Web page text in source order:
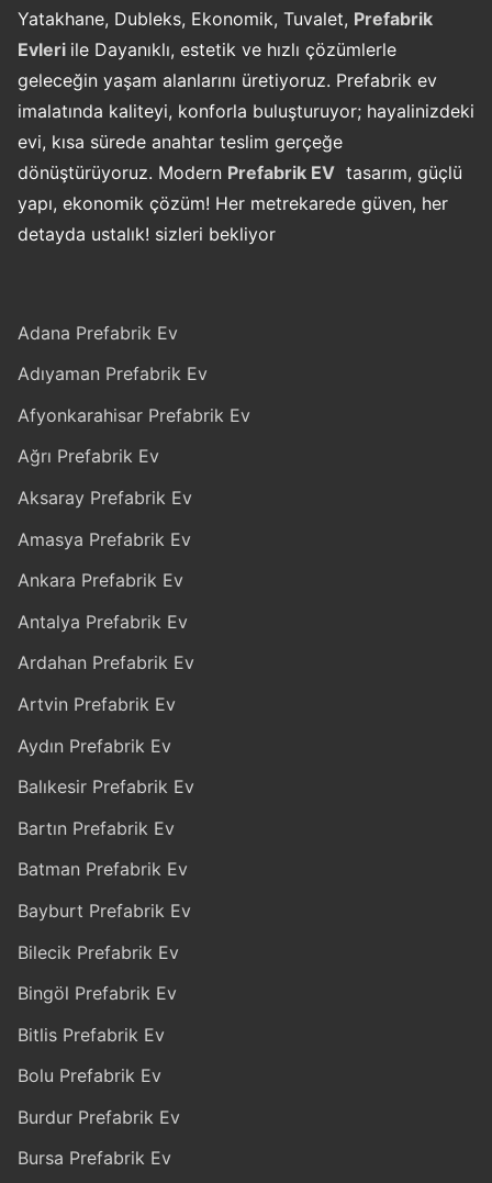
Yatakhane, Dubleks, Ekonomik, Tuvalet, Prefabrik
Evleri ile Dayanıklı, estetik ve hızlı çözümlerle
geleceğin yaşam alanlarını üretiyoruz. Prefabrik ev
imalatında kaliteyi, konforla buluşturuyor; hayalinizdeki
evi, kısa sürede anahtar teslim gerçeğe
dönüştürüyoruz. Modern Prefabrik EV tasarım, güçlü
yapı, ekonomik çözüm! Her metrekarede güven, her
detayda ustalık! sizleri bekliyor
Adana Prefabrik Ev
Adıyaman Prefabrik Ev
Afyonkarahisar Prefabrik Ev
Ağrı Prefabrik Ev
Aksaray Prefabrik Ev
Amasya Prefabrik Ev
Ankara Prefabrik Ev
Antalya Prefabrik Ev
Ardahan Prefabrik Ev
Artvin Prefabrik Ev
Aydın Prefabrik Ev
Balıkesir Prefabrik Ev
Bartın Prefabrik Ev
Batman Prefabrik Ev
Bayburt Prefabrik Ev
Bilecik Prefabrik Ev
Bingöl Prefabrik Ev
Bitlis Prefabrik Ev
Bolu Prefabrik Ev
Burdur Prefabrik Ev
Bursa Prefabrik Ev